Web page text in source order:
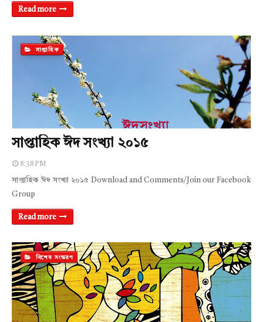
Read more
সাপ্তাহিক
সাপ্তাহিক ঈদ সংখ্যা ২০১৫
8:38 PM
সাপ্তাহিক ঈদ সংখ্যা ২০১৫ Download and Comments/Join our Facebook
Group
Read more
বিশেষ সংস্করণ